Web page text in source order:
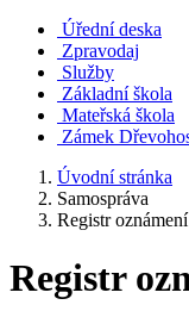
Úřední deska
Zpravodaj
Služby
Základní škola
Mateřská škola
Zámek
Úvodní stránka
Samospráva
Registr oznámení
Registr